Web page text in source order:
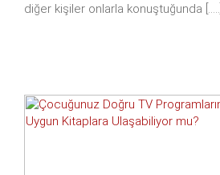
diğer kişiler onlarla konuştuğunda [.....]